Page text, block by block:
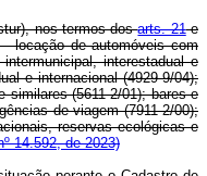
nos termos dosarts. 21e
locação de automóveis com
interestadual e
e internacional (4929-9/04);
similares (5611-2/01); bares e
de viagem (7911-2/00);
reservas ecológicas e
14.592, de 2023)